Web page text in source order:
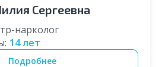
Сергеевна
нарколог
14 лет
Подробнее